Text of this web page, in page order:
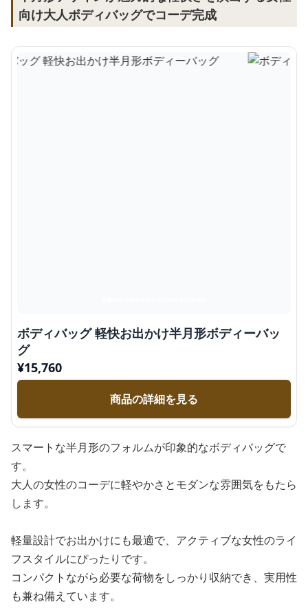
向け大人ボディバッグでコーデ完成
ボディバッグ 軽快お出かけ半月形ボディーバッ
グ
¥15,760
商品の詳細を見る
スマートな半月形のフォルムが印象的なボディバッグで
す。
大人の女性のコーデに軽やかさとモダンな雰囲気をもたら
します。
軽量設計でお出かけにも最適で、アクティブな女性のライ
フスタイルにぴったりです。
コンパクトながら必要な荷物をしっかり収納でき、実用性
も兼ね備えています。